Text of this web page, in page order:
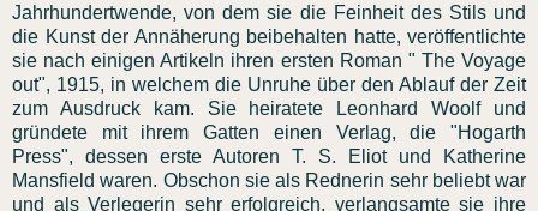
Jahrhundertwende, von dem sie die Feinheit des Stils und
die Kunst der Annäherung beibehalten hatte, veröffentlichte
sie nach einigen Artikeln ihren ersten Roman " The Voyage
out", 1915, in welchem die Unruhe über den Ablauf der Zeit
zum Ausdruck kam. Sie heiratete Leonhard Woolf und
gründete mit ihrem Gatten einen Verlag, die "Hogarth
Press", dessen erste Autoren T. S. Eliot und Katherine
Mansfield waren. Obschon sie als Rednerin sehr beliebt war
und als Verlegerin sehr erfolgreich, verlangsamte sie ihre